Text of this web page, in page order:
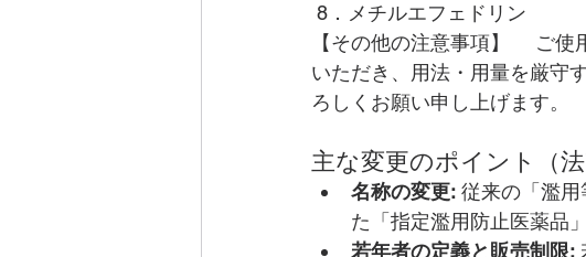
8．メチルエフェドリン
【その他の注意事項】 　ご
いただき、用法・用量を厳守
ろしくお願い申し上げます。
主な変更のポイント（法
名称の変更: 従来の「濫
た「指定濫用防止医薬品
若年者の定義と販売制限: